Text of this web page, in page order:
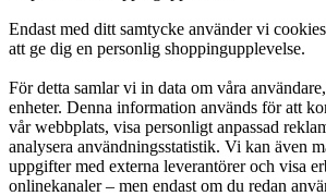
Endast med ditt samtycke använder vi
att ge dig en personlig shoppingupplevelse.
För detta samlar vi in data om våra
enheter. Denna information används för att
vår webbplats, visa personligt anpassad
analysera användningsstatistik. Vi kan även
uppgifter med externa leverantörer och visa
onlinekanaler – men endast om du redan